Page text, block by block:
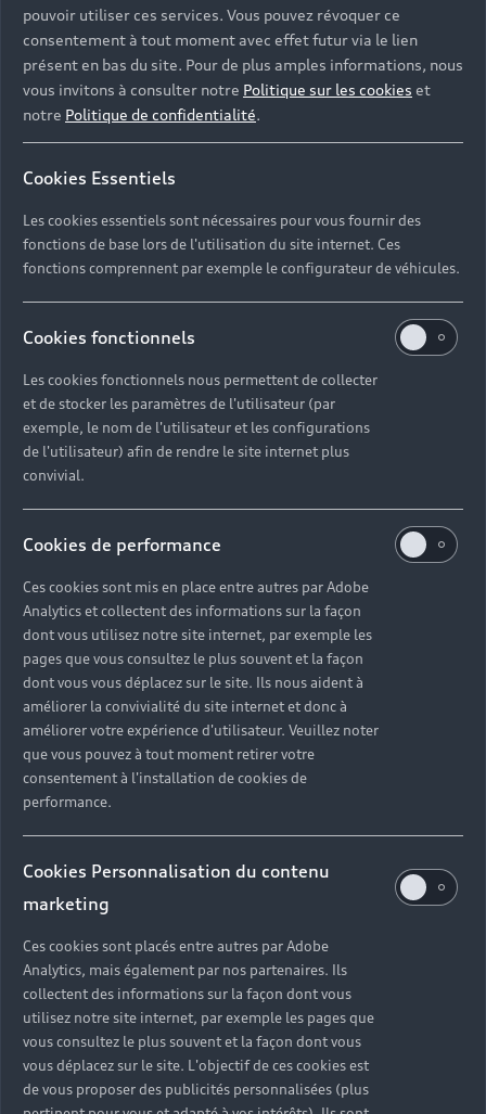
11 Modèles
Audi A6 e-tron
4 Modèles
Audi A8
4 Modèles
2 Modèles
Audi Q3
pouvoir utiliser ces services. Vous pouvez révoquer ce
consentement à tout moment avec effet futur via le lien
présent en bas du site. Pour de plus amples informations, nous
vous invitons à consulter notre Politique sur les cookies et
notre Politique de confidentialité.
Cookies Essentiels
Les cookies essentiels sont nécessaires pour vous fournir des
fonctions de base lors de l'utilisation du site internet. Ces
fonctions comprennent par exemple le configurateur de véhicules.
Cookies fonctionnels
Les cookies fonctionnels nous permettent de collecter
et de stocker les paramètres de l'utilisateur (par
exemple, le nom de l'utilisateur et les configurations
de l'utilisateur) afin de rendre le site internet plus
convivial.
Cookies de performance
Ces cookies sont mis en place entre autres par Adobe
Analytics et collectent des informations sur la façon
dont vous utilisez notre site internet, par exemple les
pages que vous consultez le plus souvent et la façon
dont vous vous déplacez sur le site. Ils nous aident à
améliorer la convivialité du site internet et donc à
améliorer votre expérience d'utilisateur. Veuillez noter
que vous pouvez à tout moment retirer votre
consentement à l'installation de cookies de
performance.
Cookies Personnalisation du contenu
marketing
Ces cookies sont placés entre autres par Adobe
Analytics, mais également par nos partenaires. Ils
collectent des informations sur la façon dont vous
utilisez notre site internet, par exemple les pages que
vous consultez le plus souvent et la façon dont vous
vous déplacez sur le site. L'objectif de ces cookies est
de vous proposer des publicités personnalisées (plus